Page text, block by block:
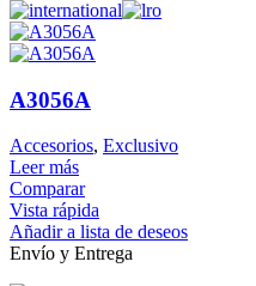
A3056A
Accesorios, Exclusivo
Leer más
Comparar
Vista rápida
Añadir a lista de deseos
Envío y Entrega